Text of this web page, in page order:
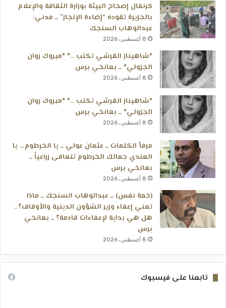
كرنفال إصحاح البيئة بوزارة الثقافة والإعلام
بالجزيرة تقوده “إضاءة الإنجاز” ــ مدني:
عبدالوهاب السنجك
8 أغسطس، 2026
*شاهيناز القرشي تكتب ..* *مبروك روان
الجزولي* ــ بعانخي برس
8 أغسطس، 2026
*شاهيناز القرشي تكتب ..* *مبروك روان
الجزولي* ــ بعانخي برس
8 أغسطس، 2026
مرفأ الكلمات ــ عثمان عولي ــ يا الخرطوم… يا
العندي جمالك الخرطوم تتعافى زراعياً ــ
بعانخي برس
8 أغسطس، 2026
(خمة نفس) ــ عبدالوهاب السنجك ــ ماذا
تعني إعفاء وزير الشؤون الدينية والأوقاف؟..
هل هي بداية لإعفاءات قادمة؟ ــ بعانخي
برس
8 أغسطس، 2026
تابعنا على فيسبوك